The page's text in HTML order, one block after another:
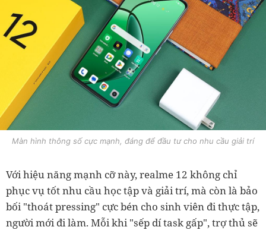
Màn hình thông số cực mạnh, đáng để đầu tư cho nhu cầu giải trí
Với hiệu năng mạnh cỡ này, realme 12 không chỉ
phục vụ tốt nhu cầu học tập và giải trí, mà còn là bảo
bối "thoát pressing" cực bén cho sinh viên đi thực tập,
người mới đi làm. Mỗi khi "sếp dí task gấp", trợ thủ sẽ